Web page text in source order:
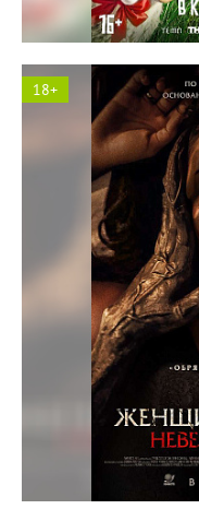
18+
Солярис